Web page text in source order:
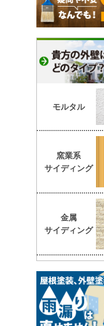
モルタル
窯業系
サイディング
金属
サイディング